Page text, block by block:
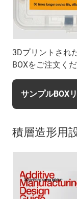
3Dプリントされ
BOXをご注文くだ
サンプルBOX
積層造形用